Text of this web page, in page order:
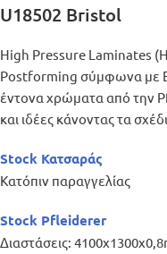
U18502 Bristol
High Pressure Laminates
Postforming σύμφωνα με
έντονα χρώματα από την
και ιδέες κάνοντας τα
Stock Κατσαράς
Κατόπιν παραγγελίας
Stock Pfleiderer
Διαστάσεις: